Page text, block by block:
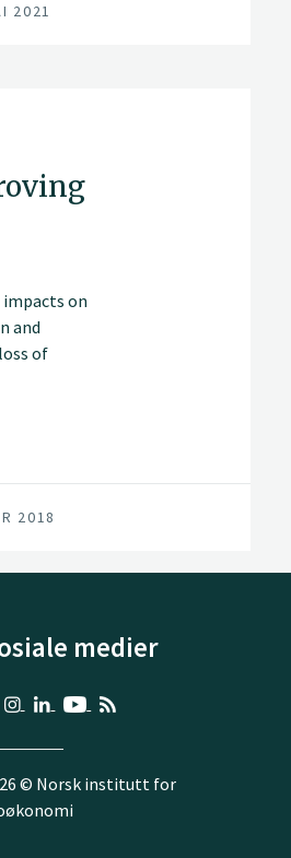
2021
on
and
of
2018
medier
© Norsk institutt for